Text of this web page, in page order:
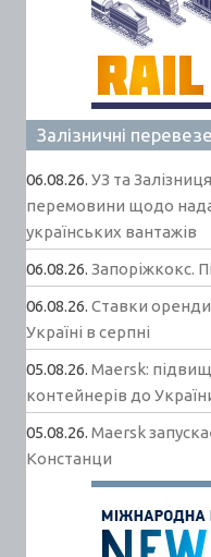
Залізничні
06.08.26. УЗ та
перемовини щодо
українських вантажів
06.08.26. Запоріжкокс.
06.08.26. Ставки
Україні в серпні
05.08.26. Maersk:
контейнерів до
05.08.26. Maersk
Констанци